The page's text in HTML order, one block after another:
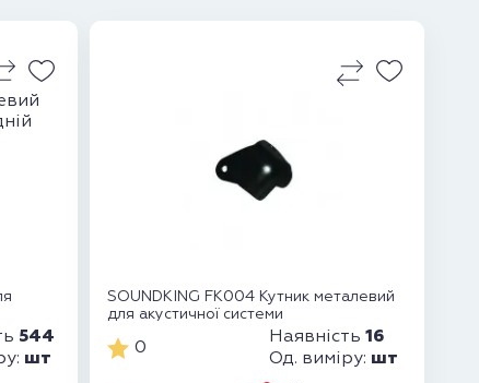
544
шт
SOUNDKING FK004 Кутник металевий
для акустичної системи
0
Наявність16
Од. виміру: шт